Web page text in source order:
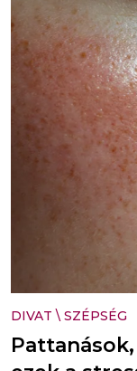
DIVAT \ SZÉPSÉG